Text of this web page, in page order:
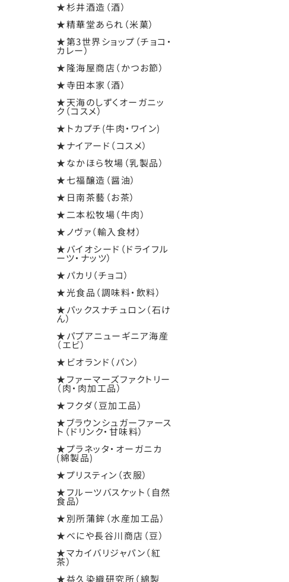
★杉井酒造（酒）
★精華堂あられ（米菓）
★第3世界ショップ（チョコ・
カレー）
★隆海屋商店（かつお節）
★寺田本家（酒）
★天海のしずくオーガニッ
ク（コスメ）
★トカプチ(牛肉・ワイン)
★ナイアード（コスメ）
★なかほら牧場（乳製品）
★七福醸造（醤油）
★日南茶藝（お茶）
★二本松牧場（牛肉）
★ノヴァ（輸入食材）
★バイオシード（ドライフル
ーツ・ナッツ）
★パカリ（チョコ）
★光食品（調味料・飲料）
★パックスナチュロン（石け
ん）
★パプアニューギニア海産
（エビ）
★ビオランド（パン）
★ファーマーズファクトリー
（肉・肉加工品）
★フクダ（豆加工品）
★ブラウンシュガーファース
ト（ドリンク・甘味料）
★プラネッタ・オーガニカ
(綿製品)
★プリスティン（衣服）
★フルーツバスケット（自然
食品）
★別所蒲鉾（水産加工品）
★べにや長谷川商店（豆）
★マカイバリジャパン（紅
茶）
★益久染織研究所（綿製